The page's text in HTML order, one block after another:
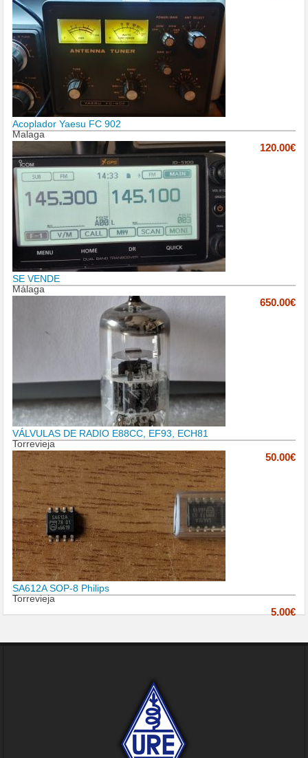
Acoplador Yaesu FC 902
Malaga
120.00€
SE VENDE
Málaga
650.00€
VÁLVULAS DE RADIO E88CC, EF93, ECH81
Torrevieja
50.00€
SA612A SOP-8 Philips
Torrevieja
5.00€